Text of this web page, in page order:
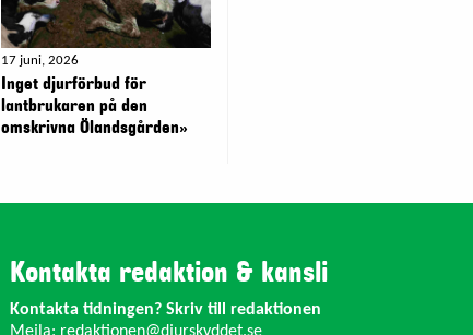
17 juni, 2026
Inget djurförbud för
lantbrukaren på den
omskrivna Ölandsgården»
Kontakta redaktion & kansli
Kontakta tidningen? Skriv till redaktionen